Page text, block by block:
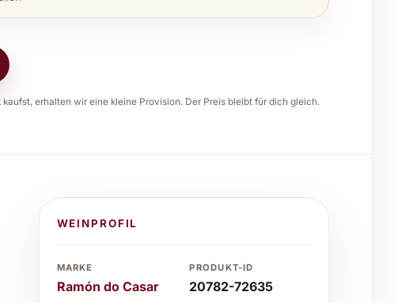
erhalten wir eine kleine Provision. Der Preis bleibt für dich gleich.
WEINPROFIL
MARKE
Ramón do Casar
PRODUKT-ID
20782-72635